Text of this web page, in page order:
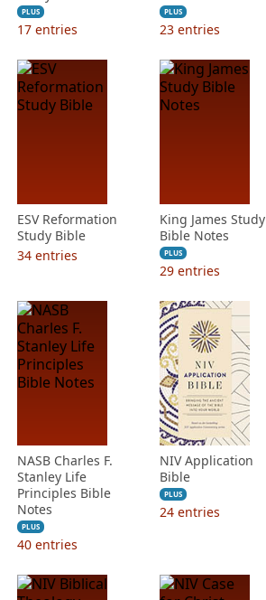
PLUS
17 entries
PLUS
23 entries
ESV Reformation
Study Bible
34 entries
King James Study
Bible Notes
PLUS
29 entries
NASB Charles F.
Stanley Life
Principles Bible
Notes
PLUS
40 entries
NIV Application
Bible
PLUS
24 entries